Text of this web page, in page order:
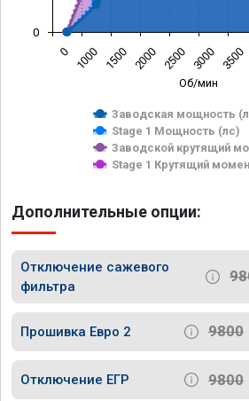
Об/мин
Заводская мощность
Stage 1 Мощность (лс)
Заводской крутящий
Stage 1 Крутящий
0 1000 1500 2000 2500 3000 3500
0
Дополнительные опции:
Отключение сажевого
фильтра
Прошивка Евро 2 9800
Отключение ЕГР 9800